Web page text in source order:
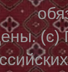
(с)